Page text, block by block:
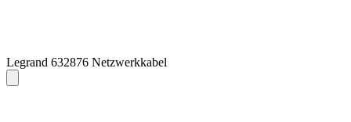
Legrand 632876 Netzwerkkabel